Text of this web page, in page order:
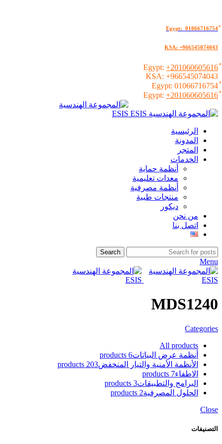
KSA: +966545074043
+201060605616
KSA: +966545074043
01066716754
+201060605616
الرئيسية
المدونة
المتجر
الخدمات
أنظمة حماية
معدات تعليمية
أنظمة مصرفية
منتجات طبية
ديكور
من نحن
اتصل بنا
Search
Menu
MDS1240
Categories
All products
أنظمة عرض البياتات6 products
الأنظمة الأمنية والتيار المنخفض203 products
الاطفاء7 products
البرامج والتطبيقات3 products
الحلول المصرفية2 products
Close
التصنيفات